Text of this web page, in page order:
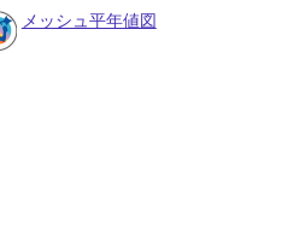
メッシュ平年値図